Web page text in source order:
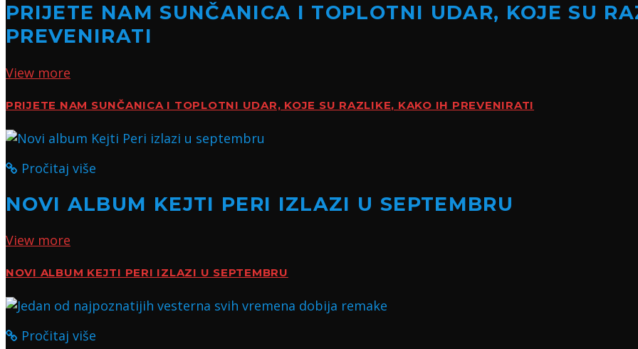
PRIJETE NAM SUNČANICA I TOPLOTNI UDAR, KOJE SU
PREVENIRATI
View more
PRIJETE NAM SUNČANICA I TOPLOTNI UDAR, KOJE SU RAZLIKE, KAKO IH PREVENIRATI
Pročitaj više
NOVI ALBUM KEJTI PERI IZLAZI U SEPTEMBRU
View more
NOVI ALBUM KEJTI PERI IZLAZI U SEPTEMBRU
Pročitaj više